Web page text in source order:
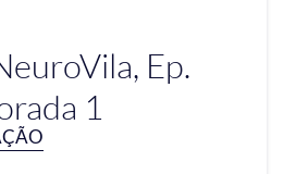
Ep.
1